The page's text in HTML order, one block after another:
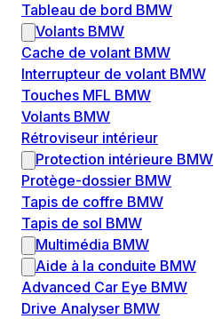
Tableau de bord BMW
Volants BMW
Cache de volant BMW
Interrupteur de volant BMW
Touches MFL BMW
Volants BMW
Rétroviseur intérieur
Protection intérieure BMW
Protège-dossier BMW
Tapis de coffre BMW
Tapis de sol BMW
Multimédia BMW
Aide à la conduite BMW
Advanced Car Eye BMW
Drive Analyser BMW